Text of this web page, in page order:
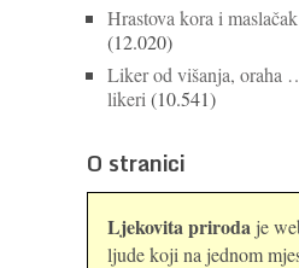
Hrastova kora i
(12.020)
Liker od višanja, oraha
likeri (10.541)
O stranici
Ljekovita priroda je
ljude koji na jednom